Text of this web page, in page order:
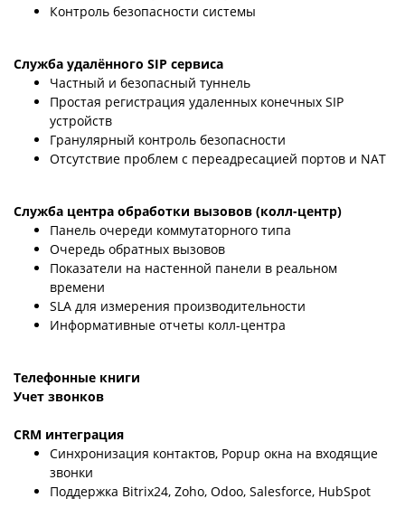
Контроль безопасности системы
Служба удалённого SIP сервиса
Частный и безопасный туннель
Простая регистрация удаленных конечных SIP
устройств
Гранулярный контроль безопасности
Отсутствие проблем с переадресацией портов и NAT
Служба центра обработки вызовов (колл-центр)
Панель очереди коммутаторного типа
Очередь обратных вызовов
Показатели на настенной панели в реальном
времени
SLA для измерения производительности
Информативные отчеты колл-центра
Телефонные книги
Учет звонков
CRM интеграция
Синхронизация контактов, Popup окна на входящие
звонки
Поддержка Bitrix24, Zoho, Odoo, Salesforce, HubSpot